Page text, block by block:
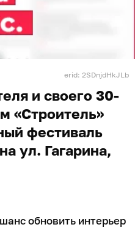
erid: 2SDnjdHkJLb
и своего 30-
«Строитель»
фестиваль
ул. Гагарина,
обновить интерьер